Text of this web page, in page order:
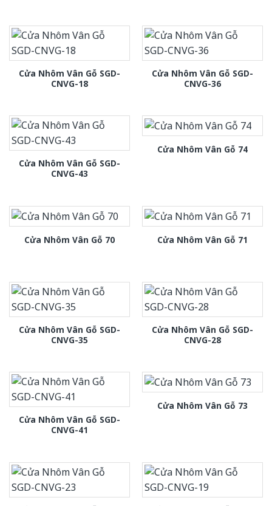
Cửa Nhôm Vân Gỗ SGD-
CNVG-18
Cửa Nhôm Vân Gỗ SGD-
CNVG-36
Cửa Nhôm Vân Gỗ SGD-
CNVG-43
Cửa Nhôm Vân Gỗ 74
Cửa Nhôm Vân Gỗ 70 Cửa Nhôm Vân Gỗ 71
Cửa Nhôm Vân Gỗ SGD-
CNVG-35
Cửa Nhôm Vân Gỗ SGD-
CNVG-28
Cửa Nhôm Vân Gỗ SGD-
CNVG-41
Cửa Nhôm Vân Gỗ 73